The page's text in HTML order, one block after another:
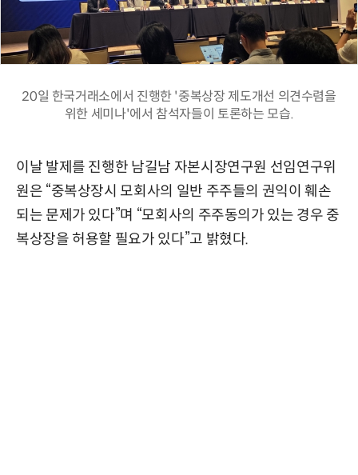
20일 한국거래소에서 진행한 '중복상장 제도개선 의견수렴을
위한 세미나'에서 참석자들이 토론하는 모습.
이날 발제를 진행한 남길남 자본시장연구원 선임연구위
원은 “중복상장시 모회사의 일반 주주들의 권익이 훼손
되는 문제가 있다”며 “모회사의 주주동의가 있는 경우 중
복상장을 허용할 필요가 있다”고 밝혔다.